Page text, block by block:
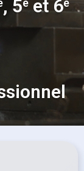
, 5 et 6